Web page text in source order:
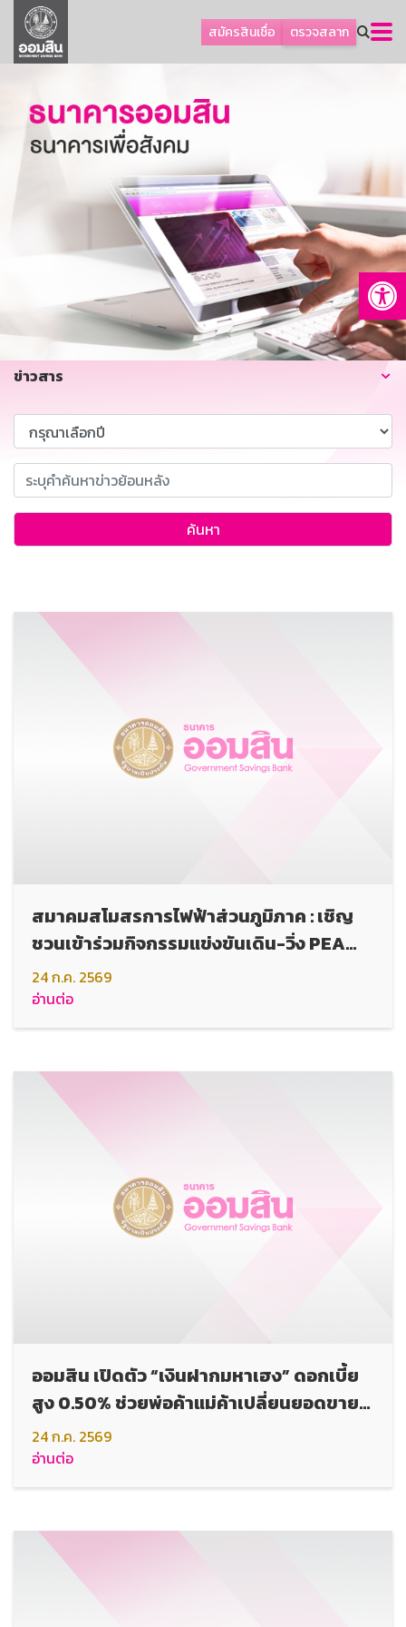
สมัครสินเชื่อ ตรวจสลาก
ลูกค้าธุรกิจ
ลูกค้าผู้ประกอบรายย่อย
ออมเพื่อสุข
เกี่ยวกับธนาคาร
การพัฒนาที่ยั่งยืน
บริการทางการเงิน
ติดต่อเรา
บริการออนไลน์
ข่าวสาร
ค้นหา
สมาคมสโมสรการไฟฟ้าส่วนภูมิภาค : เชิญ
ชวนเข้าร่วมกิจกรรมแข่งขันเดิน-วิ่ง PEA
Marathon ประจำปี 2569
24 ก.ค. 2569
อ่านต่อ
ออมสิน เปิดตัว “เงินฝากมหาเฮง” ดอกเบี้ย
สูง 0.50% ช่วยพ่อค้าแม่ค้าเปลี่ยนยอดขาย
เป็นเงินออมอัตโนมัติ
24 ก.ค. 2569
อ่านต่อ